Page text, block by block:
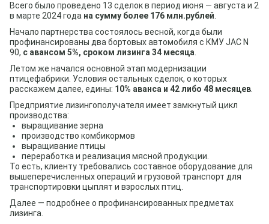
Всего было проведено 13 сделок в период июня — августа и 2
в марте 2024 года на сумму более 176 млн.рублей
Начало партнерства состоялось весной, когда были
профинансированы два бортовых автомобиля с КМУ JAC N
90, с авансом 5%, сроком лизинга 34 месяца
Летом же начался основной этап модернизации
птицефабрики. Условия остальных сделок, о которых
расскажем далее, едины: 10% аванса и 42 либо 48 месяцев
Предприятие лизингополучателя имеет замкнутый цикл
производства:
выращивание зерна
производство комбикормов
выращивание птицы
переработка и реализация мясной продукции.
То есть, клиенту требовались составное оборудование для
вышеперечисленных операций и грузовой транспорт для
транспортировки цыплят и взрослых птиц.
Далее — подробнее о профинансированных предметах
лизинга.